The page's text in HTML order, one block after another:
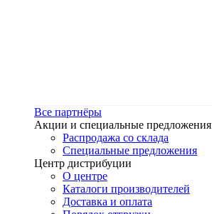
Все партнёры
Акции и специальные предложения
Распродажа со склада
Специальные предложения
Центр дистрибуции
О центре
Каталоги производителей
Доставка и оплата